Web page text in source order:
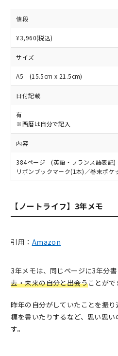
値段
¥3,960(税込)
サイズ
A5 (15.5cm x 21.5cm)
日付記載
有
※西暦は自分で記入
内容
384ページ (英語・フランス語表記)
リボンブックマーク(1本)／巻末ポケ
【ノートライフ】3年メモ
引用： Amazon
3年メモは、同じページに3年分書
去・未来の自分と出会うことがで
昨年の自分がしていたことを振
標を書いたりするなど、思い思
す。